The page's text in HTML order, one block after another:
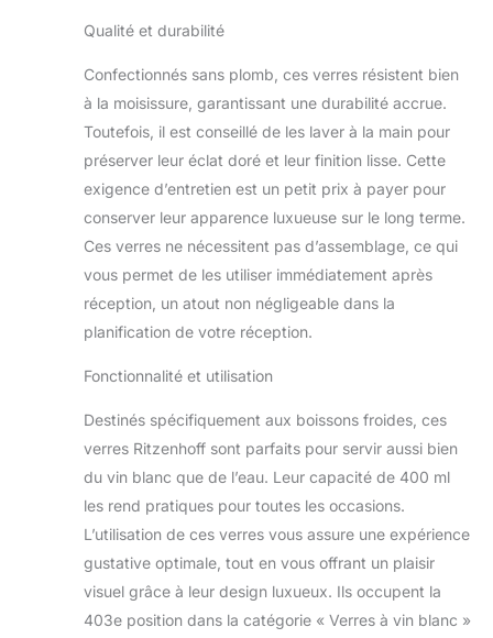
Qualité et durabilité
Confectionnés sans plomb, ces verres résistent bien
à la moisissure, garantissant une durabilité accrue.
Toutefois, il est conseillé de les laver à la main pour
préserver leur éclat doré et leur finition lisse. Cette
exigence d’entretien est un petit prix à payer pour
conserver leur apparence luxueuse sur le long terme.
Ces verres ne nécessitent pas d’assemblage, ce qui
vous permet de les utiliser immédiatement après
réception, un atout non négligeable dans la
planification de votre réception.
Fonctionnalité et utilisation
Destinés spécifiquement aux boissons froides, ces
verres Ritzenhoff sont parfaits pour servir aussi bien
du vin blanc que de l’eau. Leur capacité de 400 ml
les rend pratiques pour toutes les occasions.
L’utilisation de ces verres vous assure une expérience
gustative optimale, tout en vous offrant un plaisir
visuel grâce à leur design luxueux. Ils occupent la
403e position dans la catégorie « Verres à vin blanc »